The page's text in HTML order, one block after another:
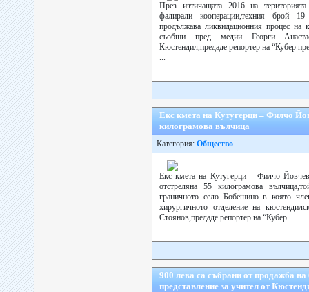
През изтичащата 2016 на
фалирали кооперации,техния брой
продължава ликвидационния процес на
съобщи пред медии Георги
Кюстендил,предаде репортер на “Кубер
...
Екс кмета на Кутугерци – Филчо
килограмова вълчица
Категория: Общество
Екс кмета на Кутугерци – Филчо
отстреляна 55 килограмова
граничното село Бобешино в която
хирургичното отделение на
Стоянов,предаде репортер на “Кубер...
900 лева са събрани от продажба на
представление за учител от